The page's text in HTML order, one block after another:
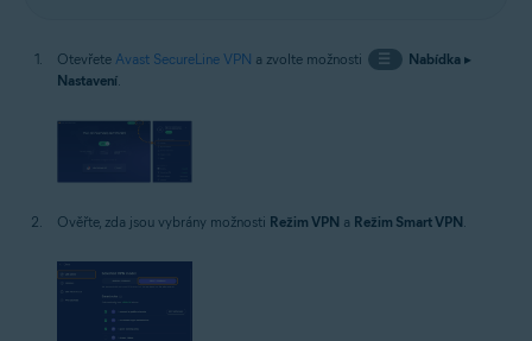
Otevřete Avast SecureLine VPN a zvolte možnosti ☰ Nabídka▸
Nastavení
Ověřte, zda jsou vybrány možnosti Režim VPN a Režim Smart VPN.